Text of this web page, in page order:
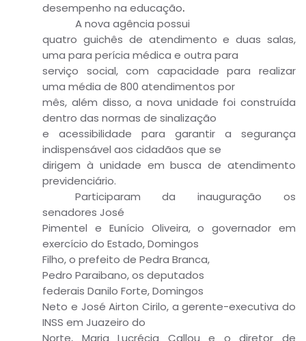
desempenho na educação.
A nova agência possui
quatro guichês de atendimento e duas salas,
uma para perícia médica e outra para
serviço social, com capacidade para realizar
uma média de 800 atendimentos por
mês, além disso, a nova unidade foi construída
dentro das normas de sinalização
e acessibilidade para garantir a segurança
indispensável aos cidadãos que se
dirigem à unidade em busca de atendimento
previdenciário.
Participaram da inauguração os
senadores José
Pimentel e Eunício Oliveira, o governador em
exercício do Estado, Domingos
Filho, o prefeito de Pedra Branca,
Pedro Paraibano, os deputados
federais Danilo Forte, Domingos
Neto e José Airton Cirilo, a gerente-executiva do
INSS em Juazeiro do